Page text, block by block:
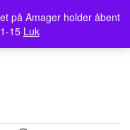
på Amager holder åbent
15 Luk